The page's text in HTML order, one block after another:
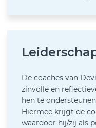
De coaches van
zinvolle en
hen te
Hiermee krijgt de
waardoor hij/zij als